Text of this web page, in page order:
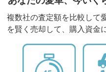
複数社の査定額を比較して
を賢く売却して、購入資金